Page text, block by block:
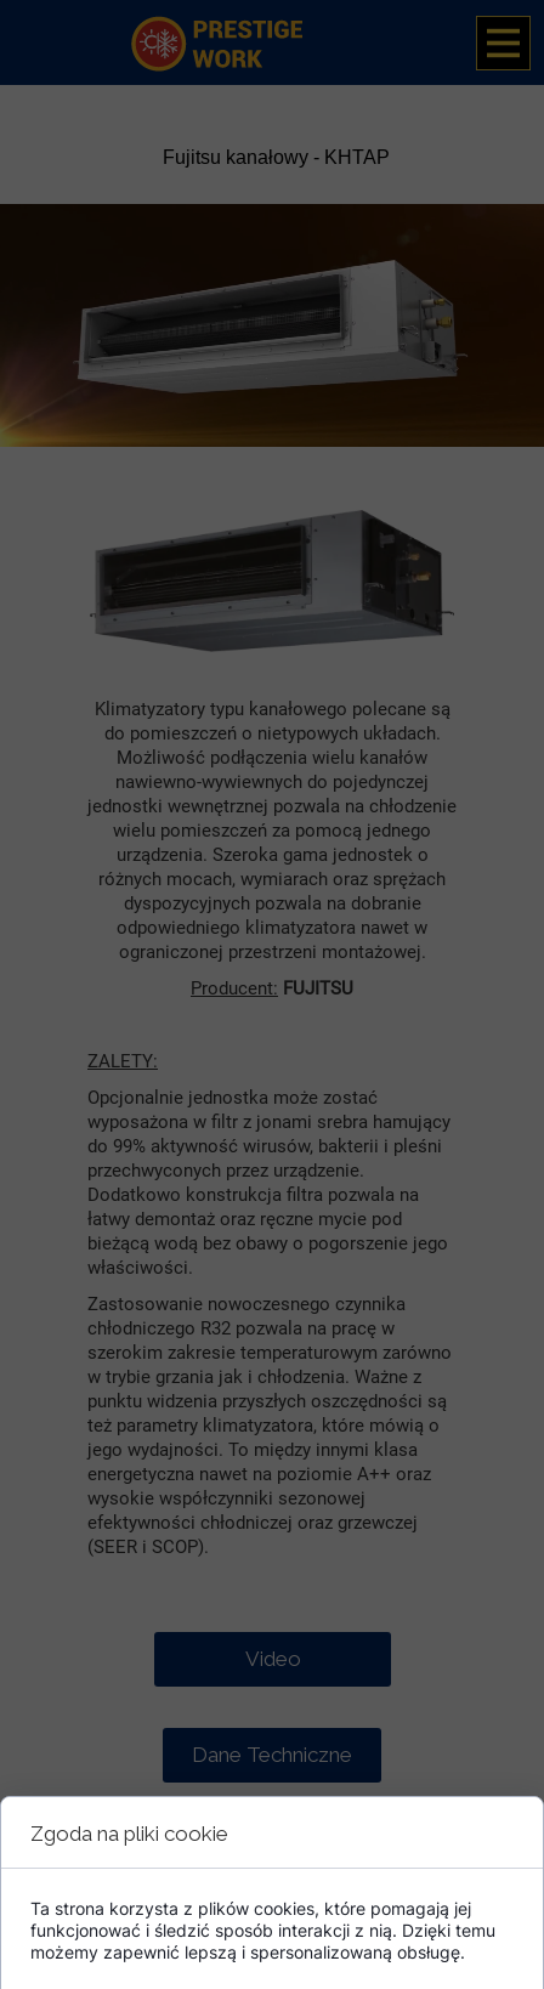
Fujitsu kanałowy - KHTAP
Klimatyzatory typu kanałowego polecane są
do pomieszczeń o nietypowych układach.
Możliwość podłączenia wielu kanałów
nawiewno-wywiewnych do pojedynczej
jednostki wewnętrznej pozwala na chłodzenie
wielu pomieszczeń za pomocą jednego
urządzenia. Szeroka gama jednostek o
różnych mocach, wymiarach oraz sprężach
dyspozycyjnych pozwala na dobranie
odpowiedniego klimatyzatora nawet w
ograniczonej przestrzeni montażowej.
Producent: FUJITSU
ZALETY:
Opcjonalnie jednostka może zostać
wyposażona w filtr z jonami srebra hamujący
do 99% aktywność wirusów, bakterii i pleśni
przechwyconych przez urządzenie.
Dodatkowo konstrukcja filtra pozwala na
łatwy demontaż oraz ręczne mycie pod
bieżącą wodą bez obawy o pogorszenie jego
właściwości.
Zastosowanie nowoczesnego czynnika
chłodniczego R32 pozwala na pracę w
szerokim zakresie temperaturowym zarówno
w trybie grzania jak i chłodzenia. Ważne z
punktu widzenia przyszłych oszczędności są
też parametry klimatyzatora, które mówią o
jego wydajności. To między innymi klasa
energetyczna nawet na poziomie A++ oraz
wysokie współczynniki sezonowej
efektywności chłodniczej oraz grzewczej
(SEER i SCOP).
Video
Dane Techniczne
Cennik
Zgoda na pliki cookie
Ta strona korzysta z plików cookies, które pomagają jej
funkcjonować i śledzić sposób interakcji z nią. Dzięki temu
możemy zapewnić lepszą i spersonalizowaną obsługę.